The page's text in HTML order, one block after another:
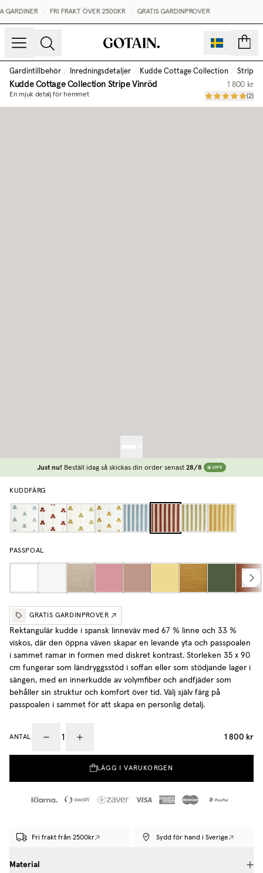
GARDINER FRI FRAKT ÖVER 2500KR GRATIS GARDINPROVER
Gardintillbehör / Inredningsdetaljer / Kudde Cottage Collection / Stripe
Kudde Cottage Collection Stripe Vinröd
En mjuk detalj för hemmet
1 800 kr
(2)
Just nu! Beställ idag så skickas din order senast 28/8 LIVE
KUDDFÄRG
PASSPOAL
GRATIS GARDINPROVER
Rektangulär kudde i spansk linneväv med 67 % linne och 33 %
viskos, där den öppna väven skapar en levande yta och passpoalen
i sammet ramar in formen med diskret kontrast. Storleken 35 x 90
cm fungerar som ländryggsstöd i soffan eller som stödjande lager i
sängen, med en innerkudde av volymfiber och andfjäder som
behåller sin struktur och komfort över tid. Välj själv färg på
passpoalen i sammet för att skapa en personlig detalj.
ANTAL 1 800 kr
LÄGG I VARUKORGEN
Fri frakt från 2500kr Sydd för hand i Sverige
Material